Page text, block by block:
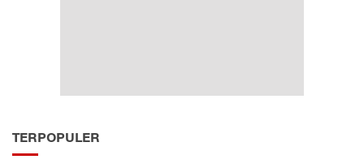
TERPOPULER